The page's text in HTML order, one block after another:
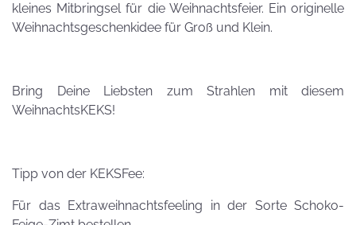
kleines Mitbringsel für die Weihnachtsfeier. Ein originelle
Weihnachtsgeschenkidee für Groß und Klein.
Bring Deine Liebsten zum Strahlen mit diesem
WeihnachtsKEKS!
Tipp von der KEKSFee:
Für das Extraweihnachtsfeeling in der Sorte Schoko-